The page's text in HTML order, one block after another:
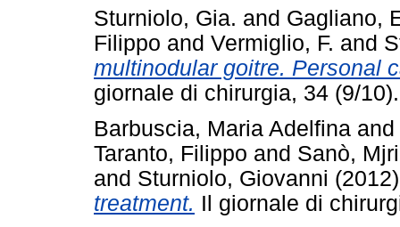
Sturniolo, Gia. and Gagliano,
Filippo and Vermiglio, F. and
multinodular goitre. Personal
giornale di chirurgia, 34 (9/
Barbuscia, Maria Adelfina and
Taranto, Filippo and Sanò,
and Sturniolo, Giovanni
treatment. Il giornale di